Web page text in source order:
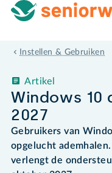
Instellen & Gebruiken
Windows
2027
Artikel
Gebruikers van
opgelucht
verlengt de